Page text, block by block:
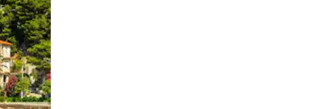
desliza el dedo.